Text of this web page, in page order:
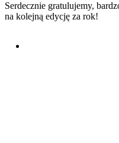
Serdecznie gratulujemy,
na kolejną edycję za rok!